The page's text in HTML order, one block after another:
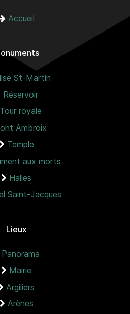
Accueil
St-Martin
Réservoir
Tour royale
Ambroix
Temple
aux morts
Halles
Saint-Jacques
Lieux
Panorama
Mairie
Argiliers
Arènes